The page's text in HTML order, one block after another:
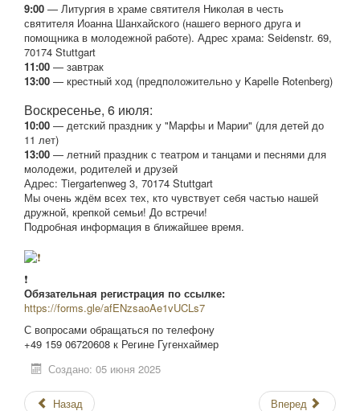
9:00 — Литургия в храме святителя Николая в честь
святителя Иоанна Шанхайского (нашего верного друга и
помощника в молодежной работе). Адрес храма: Seidenstr. 69,
70174 Stuttgart
11:00 — завтрак
13:00 — крестный ход (предположительно у Kapelle Rotenberg)
Воскресенье, 6 июля:
10:00 — детский праздник у "Марфы и Марии" (для детей до
11 лет)
13:00 — летний праздник с театром и танцами и песнями для
молодежи, родителей и друзей
Адрес: Tiergartenweg 3, 70174 Stuttgart
Мы очень ждём всех тех, кто чувствует себя частью нашей
дружной, крепкой семьи! До встречи!
Подробная информация в ближайшее время.
❗
Обязательная регистрация по ссылке:
https://forms.gle/afENzsaoAe1vUCLs7
С вопросами обращаться по телефону
+49 159 06720608 к Регине Гугенхаймер
Создано: 05 июня 2025
Назад Вперед